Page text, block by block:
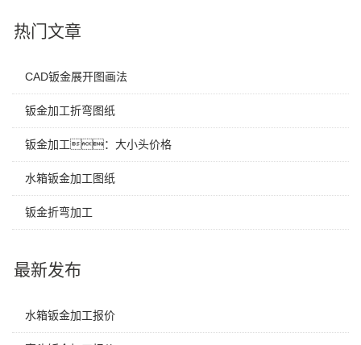
热门文章
CAD钣金展开图画法
钣金加工折弯图纸
钣金加工：大小头价格
水箱钣金加工图纸
钣金折弯加工
最新发布
水箱钣金加工报价